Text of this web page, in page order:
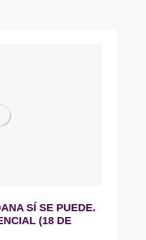
SÍ SE PUEDE.
(18 DE